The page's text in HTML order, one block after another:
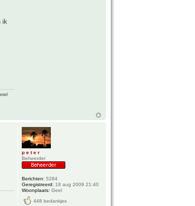
ik
p e t e r
Beheerder
Berichten: 5284
Geregistreerd: 18 aug 2009 21:40
Woonplaats: Geel
448 bedankjes